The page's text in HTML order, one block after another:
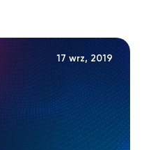
17 wrz, 2019